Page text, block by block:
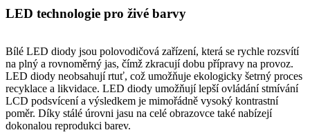
LED technologie pro živé barvy
Bílé LED diody jsou polovodičová zařízení, která se rychle rozsvítí
na plný a rovnoměrný jas, čímž zkracují dobu přípravy na provoz.
LED diody neobsahují rtuť, což umožňuje ekologicky šetrný proces
recyklace a likvidace. LED diody umožňují lepší ovládání stmívání
LCD podsvícení a výsledkem je mimořádně vysoký kontrastní
poměr. Díky stálé úrovni jasu na celé obrazovce také nabízejí
dokonalou reprodukci barev.